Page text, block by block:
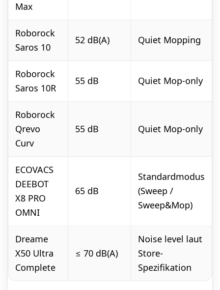
Max
Roborock
Saros 10
52 dB(A) Quiet Mopping
Roborock
Saros 10R
55 dB Quiet Mop-only
Roborock
Qrevo
Curv
55 dB Quiet Mop-only
ECOVACS
DEEBOT
X8 PRO
OMNI
65 dB
Standardmodus
(Sweep /
Sweep&Mop)
Dreame
X50 Ultra
Complete
≤ 70 dB(A)
Noise level laut
Store-
Spezifikation